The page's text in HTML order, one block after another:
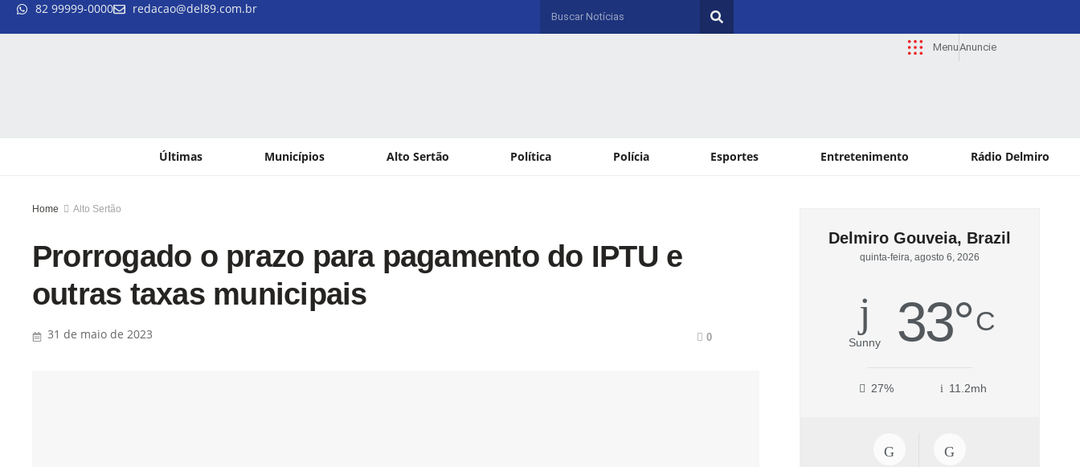
82 99999-0000 redacao@del89.com.br
MenuAnuncie
Últimas Municípios Alto Sertão Política Polícia Esportes Entretenimento Rádio Delmiro
Home Alto Sertão
Prorrogado o prazo para pagamento do IPTU e
outras taxas municipais
31 de maio de 2023 0
Delmiro Gouveia, Brazil
quinta-feira, agosto 6, 2026
Sunny 33°C
27% 11.2mh